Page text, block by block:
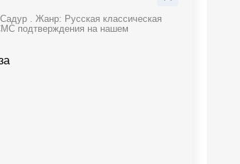
. Жанр: Русская классическая
подтверждения на нашем